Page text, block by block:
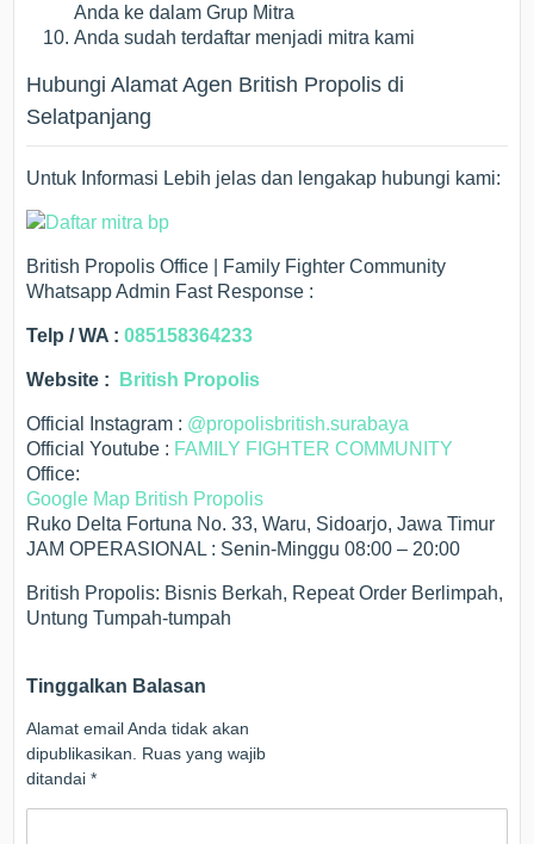
Anda ke dalam Grup Mitra
Anda sudah terdaftar menjadi mitra kami
Hubungi Alamat Agen British Propolis di
Selatpanjang
Untuk Informasi Lebih jelas dan lengakap hubungi kami:
British Propolis Office | Family Fighter Community
Whatsapp Admin Fast Response :
Telp / WA :085158364233
Website : British Propolis
Official Instagram : @propolisbritish.surabaya
Official Youtube : FAMILY FIGHTER COMMUNITY
Office:
Google Map British Propolis
Ruko Delta Fortuna No. 33, Waru, Sidoarjo, Jawa Timur
JAM OPERASIONAL : Senin-Minggu 08:00 – 20:00
British Propolis: Bisnis Berkah, Repeat Order Berlimpah,
Untung Tumpah-tumpah
Tinggalkan Balasan
Alamat email Anda tidak akan
dipublikasikan.
Ruas yang wajib
ditandai*